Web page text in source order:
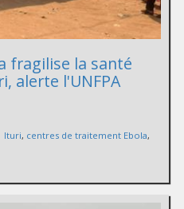
fragilise la santé
alerte l'UNFPA
Ituri, centres de traitement Ebola,